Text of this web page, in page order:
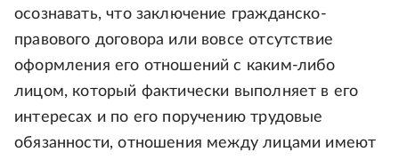
осознавать, что заключение гражданско-
правового договора или вовсе отсутствие
оформления его отношений с каким-либо
лицом, который фактически выполняет в его
интересах и по его поручению трудовые
обязанности, отношения между лицами имеют